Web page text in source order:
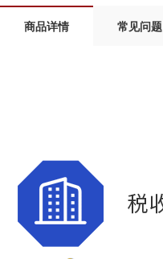
商品详情 常见问题